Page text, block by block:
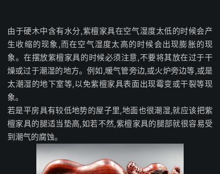
由于硬木中含有水分,紫檀家具在空气湿度太低的时候会产
生收缩的现象,而在空气湿度太高的时候会出现膨胀的现
象。在摆放紫檀家具的时候必须注意,不要将其放在过于干
燥或过于潮湿的地方。例如,暖气管旁边,或火炉旁边等,或是
太潮湿的地下室等,以免紫檀家具表面出现霉变或干裂等现
象。
若是平房具有较低地势的屋子里,地面也很潮湿,就应该把紫
檀家具的腿适当垫高,如若不然,紫檀家具的腿部就很容易受
到潮气的腐蚀。